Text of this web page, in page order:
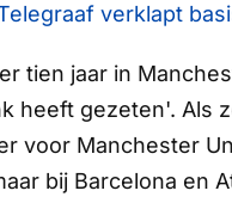
verklapt
tien jaar in
heeft gezeten'. Als
voor Manchester
bij Barcelona en